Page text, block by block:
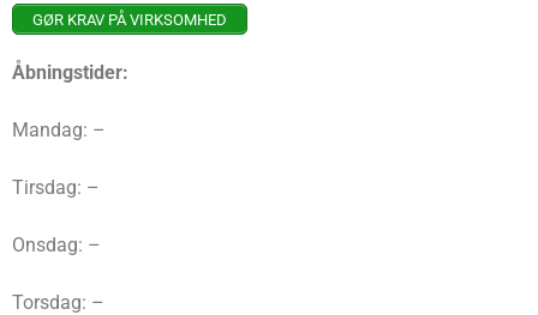
GØR KRAV PÅ VIRKSOMHED
Åbningstider:
Mandag: –
Tirsdag: –
Onsdag: –
Torsdag: –